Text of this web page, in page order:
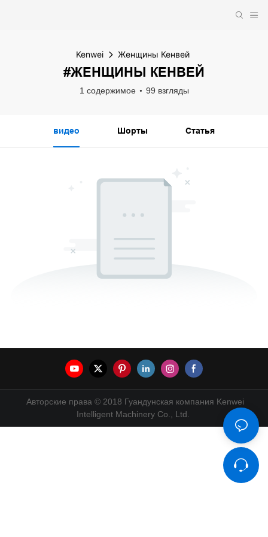
Kenwei Женщины Кенвей
#ЖЕНЩИНЫ КЕНВЕЙ
1 содержимое 99 взгляды
видео Шорты Статья
Авторские права © 2018 Гуандунская компания Kenwei
Intelligent Machinery Co., Ltd.